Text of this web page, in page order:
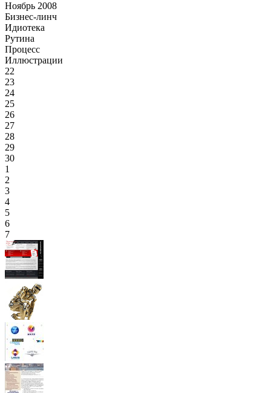
Ноябрь 2008
Бизнес-линч
Идиотека
Рутина
Процесс
Иллюстрации
22
23
24
25
26
27
28
29
30
1
2
3
4
5
6
7